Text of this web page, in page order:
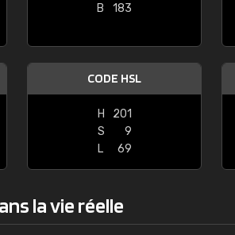
B
183
CODE HSL
H
201
S
9
L
69
la vie réelle